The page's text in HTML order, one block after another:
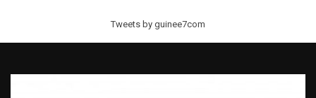
Tweets by guinee7com